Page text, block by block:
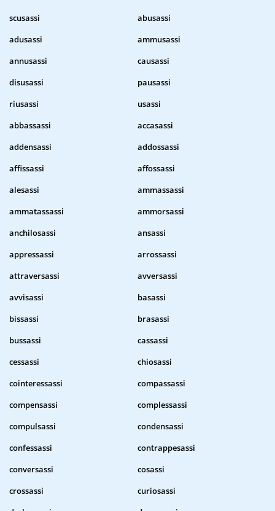
scusassi
abusassi
adusassi
ammusassi
annusassi
causassi
disusassi
pausassi
riusassi
usassi
abbassassi
accasassi
addensassi
addossassi
affissassi
affossassi
alesassi
ammassassi
ammatassassi
ammorsassi
anchilosassi
ansassi
appressassi
arrossassi
attraversassi
avversassi
avvisassi
basassi
bissassi
brasassi
bussassi
cassassi
cessassi
chiosassi
cointeressassi
compassassi
compensassi
complessassi
compulsassi
condensassi
confessassi
contrappesassi
conversassi
cosassi
crossassi
curiosassi